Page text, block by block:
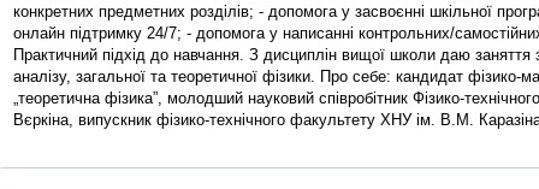
конкретних предметних розділів; - допомога у засвоєнні шкільної
онлайн підтримку 24/7; - допомога у написанні контрольних/
Практичний підхід до навчання. З дисциплін вищої школи даю заняття
аналізу, загальної та теоретичної фізики. Про себе: кандидат фізико-
„теоретична фізика”, молодший науковий співробітник Фізико-
Вєркіна, випускник фізико-технічного факультету ХНУ ім. В.М.